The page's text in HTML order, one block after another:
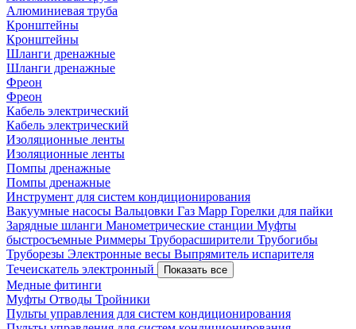
Алюминиевая труба
Кронштейны
Кронштейны
Шланги дренажные
Шланги дренажные
Фреон
Фреон
Кабель электрический
Кабель электрический
Изоляционные ленты
Изоляционные ленты
Помпы дренажные
Помпы дренажные
Инструмент для систем кондиционирования
Вакуумные насосы Вальцовки Газ Mapp Горелки для пайки
Зарядные шланги Манометрические станции Муфты
быстросъемные Риммеры Труборасширители Трубогибы
Труборезы Электронные весы Выпрямитель испарителя
Течеискатель электронный
Показать все
Медные фитинги
Муфты Отводы Тройники
Пульты управления для систем кондиционирования